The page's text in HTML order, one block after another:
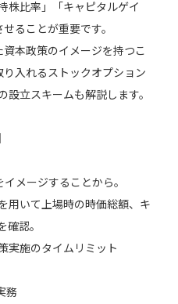
株比率」「キャピタルゲイ
ることが重要です。
本政策のイメージを持つこ
入れるストックオプション
立スキームも解説します。
メージすることから。
いて上場時の時価総額、キ
認。
実施のタイムリミット
務